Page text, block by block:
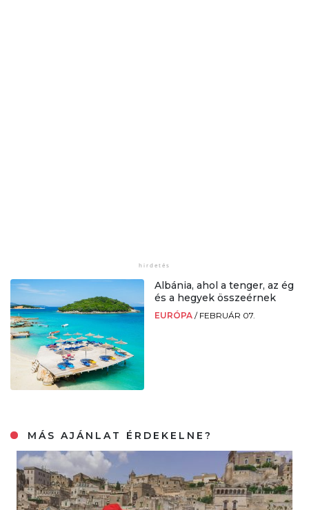
Albánia, ahol a tenger, az ég
és a hegyek összeérnek
EURÓPA / FEBRUÁR 07.
MÁS AJÁNLAT ÉRDEKELNE?